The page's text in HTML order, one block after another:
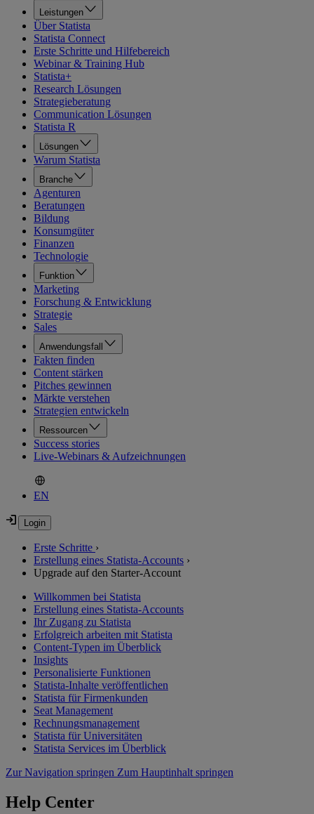
Leistungen
Über Statista
Statista Connect
Erste Schritte und Hilfebereich
Webinar & Training Hub
Statista+
Research Lösungen
Strategieberatung
Communication Lösungen
Statista R
Lösungen
Warum Statista
Branche
Agenturen
Beratungen
Bildung
Konsumgüter
Finanzen
Technologie
Funktion
Marketing
Forschung & Entwicklung
Strategie
Sales
Anwendungsfall
Fakten finden
Content stärken
Pitches gewinnen
Märkte verstehen
Strategien entwickeln
Ressourcen
Success stories
Live-Webinars & Aufzeichnungen
EN
Erste Schritte ›
Erstellung eines Statista-Accounts ›
Upgrade auf den Starter-Account
Willkommen bei Statista
Erstellung eines Statista-Accounts
Ihr Zugang zu Statista
Erfolgreich arbeiten mit Statista
Content-Typen im Überblick
Insights
Personalisierte Funktionen
Statista-Inhalte veröffentlichen
Statista für Firmenkunden
Seat Management
Rechnungsmanagement
Statista für Universitäten
Statista Services im Überblick
Zur Navigation springen Zum Hauptinhalt springen
Help Center